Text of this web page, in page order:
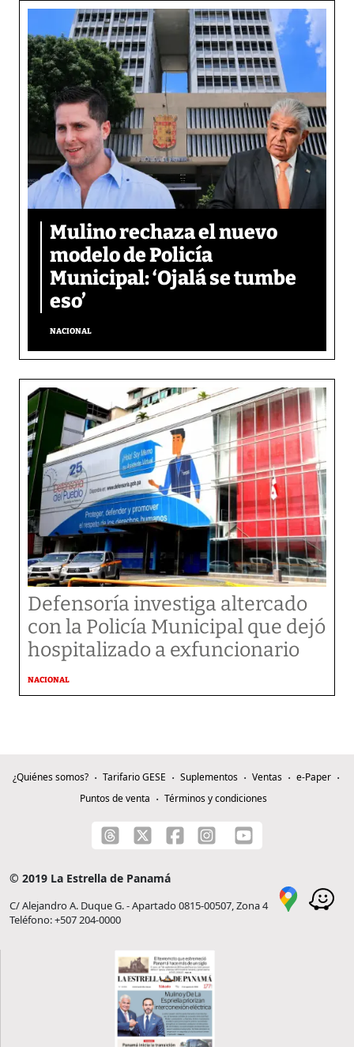
Mulino rechaza el nuevo
modelo de Policía
Municipal: ‘Ojalá se tumbe
eso’
NACIONAL
Defensoría investiga altercado
con la Policía Municipal que dejó
hospitalizado a exfuncionario
NACIONAL
¿Quiénes somos? Tarifario GESE Suplementos Ventas
e-Paper
Puntos de venta
Términos y condiciones
© 2019 La Estrella de Panamá
C/ Alejandro A. Duque G. - Apartado 0815-00507, Zona 4
Teléfono: +507 204-0000